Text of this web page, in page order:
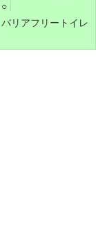
○
バリアフリートイレ